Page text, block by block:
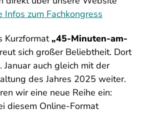
Infos zum Fachkongress
Kurzformat„45-Minuten-am-
sich großer Beliebtheit. Dort
auch gleich mit der
des Jahres 2025 weiter.
wir eine neue Reihe ein:
diesem Online-Format